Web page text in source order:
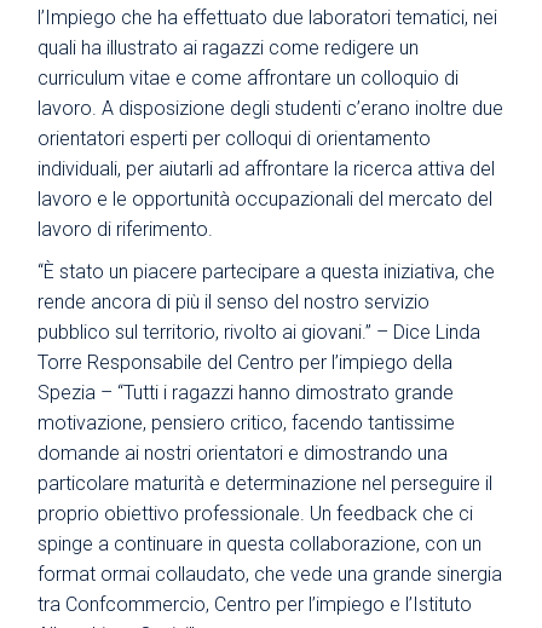
l’Impiego che ha effettuato due laboratori tematici, nei
quali ha illustrato ai ragazzi come redigere un
curriculum vitae e come affrontare un colloquio di
lavoro. A disposizione degli studenti c’erano inoltre due
orientatori esperti per colloqui di orientamento
individuali, per aiutarli ad affrontare la ricerca attiva del
lavoro e le opportunità occupazionali del mercato del
lavoro di riferimento.
“È stato un piacere partecipare a questa iniziativa, che
rende ancora di più il senso del nostro servizio
pubblico sul territorio, rivolto ai giovani.” – Dice Linda
Torre Responsabile del Centro per l’impiego della
Spezia – “Tutti i ragazzi hanno dimostrato grande
motivazione, pensiero critico, facendo tantissime
domande ai nostri orientatori e dimostrando una
particolare maturità e determinazione nel perseguire il
proprio obiettivo professionale. Un feedback che ci
spinge a continuare in questa collaborazione, con un
format ormai collaudato, che vede una grande sinergia
tra Confcommercio, Centro per l’impiego e l’Istituto